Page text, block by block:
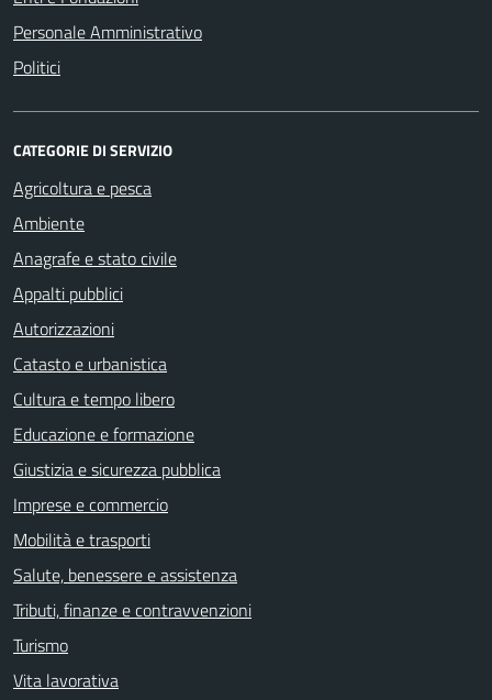
Personale Amministrativo
Politici
CATEGORIE DI SERVIZIO
Agricoltura e pesca
Ambiente
Anagrafe e stato civile
Appalti pubblici
Autorizzazioni
Catasto e urbanistica
Cultura e tempo libero
Educazione e formazione
Giustizia e sicurezza pubblica
Imprese e commercio
Mobilità e trasporti
Salute, benessere e assistenza
Tributi, finanze e contravvenzioni
Turismo
Vita lavorativa